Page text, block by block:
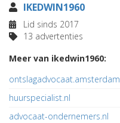
IKEDWIN1960
Lid sinds 2017
13 advertenties
Meer van ikedwin1960:
ontslagadvocaat.amsterdam
huurspecialist.nl
advocaat-ondernemers.nl